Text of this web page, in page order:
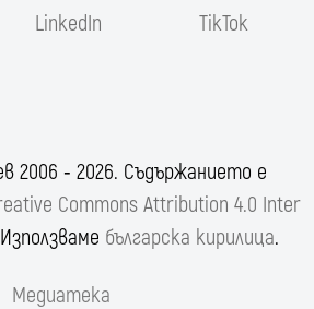
LinkedIn TikTok
2006 ‐ 2026. Съдържанието е
Commons Attribution 4.0 Inter
българска кирилица.
Медиатека